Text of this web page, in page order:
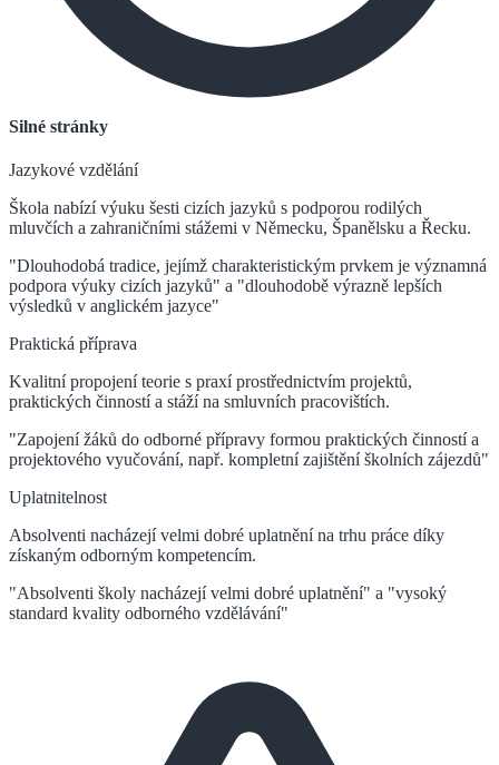
Silné stránky
Jazykové vzdělání
Škola nabízí výuku šesti cizích jazyků s podporou rodilých
mluvčích a zahraničními stážemi v Německu, Španělsku a Řecku.
"Dlouhodobá tradice, jejímž charakteristickým prvkem je významná
podpora výuky cizích jazyků" a "dlouhodobě výrazně lepších
výsledků v anglickém jazyce"
Praktická příprava
Kvalitní propojení teorie s praxí prostřednictvím projektů,
praktických činností a stáží na smluvních pracovištích.
"Zapojení žáků do odborné přípravy formou praktických činností a
projektového vyučování, např. kompletní zajištění školních zájezdů"
Uplatnitelnost
Absolventi nacházejí velmi dobré uplatnění na trhu práce díky
získaným odborným kompetencím.
"Absolventi školy nacházejí velmi dobré uplatnění" a "vysoký
standard kvality odborného vzdělávání"